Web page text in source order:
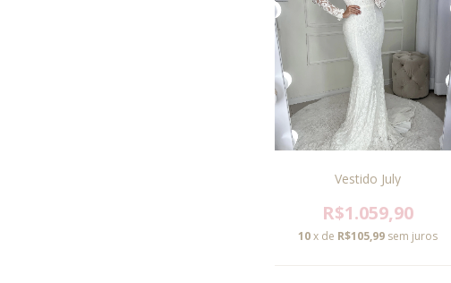
Vestido July
R$1.059,90
10x de R$105,99 sem juros